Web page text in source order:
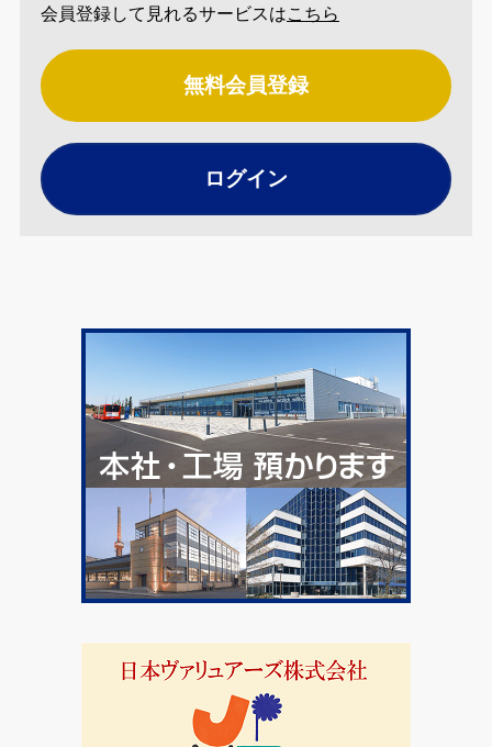
会員登録して見れるサービスはこちら
無料会員登録
ログイン